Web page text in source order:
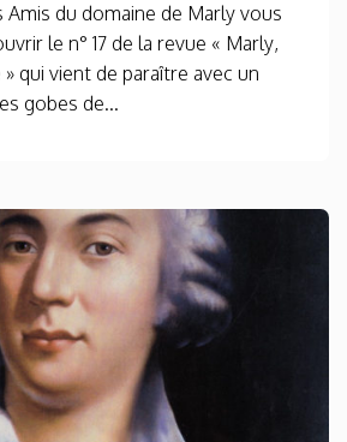
Amis du domaine de Marly vous
le n° 17 de la revue « Marly,
qui vient de paraître avec un
gobes de...